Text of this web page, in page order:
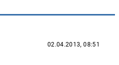
02.04.2013, 08:51